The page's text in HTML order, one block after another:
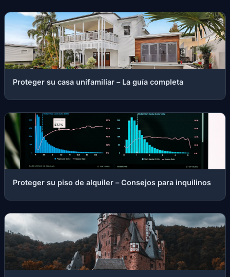
Proteger su casa unifamiliar – La guía completa
Proteger su piso de alquiler – Consejos para inquilinos